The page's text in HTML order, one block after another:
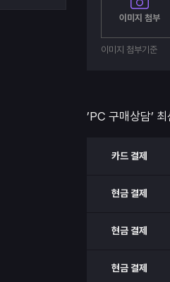
이미지 첨부
이미지 첨부기준
’PC 구매상담’
카드 결제
현금 결제
현금 결제
현금 결제